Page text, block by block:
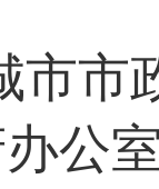
市市
公